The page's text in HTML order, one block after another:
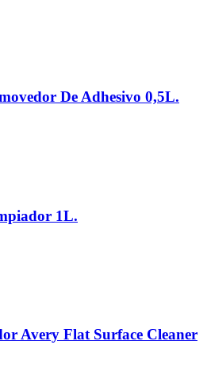
De Adhesivo 0,5L.
1L.
Avery Flat Surface Cleaner